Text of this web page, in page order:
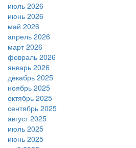
июль 2026
июнь 2026
май 2026
апрель 2026
март 2026
февраль 2026
январь 2026
декабрь 2025
ноябрь 2025
октябрь 2025
сентябрь 2025
август 2025
июль 2025
июнь 2025